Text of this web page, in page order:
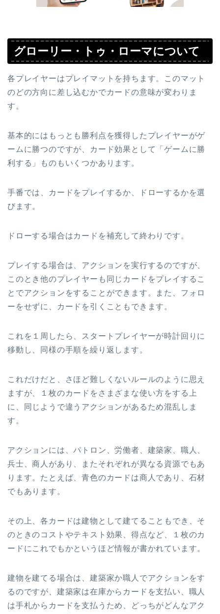
グローリー・トゥ・ローマについて
各プレイヤーはプレイマットを持ちます。このマット
のどの方向に差し込むかでカードの意味が変わりま
す。
基本的にはもっとも勝利点を獲得したプレイヤーがゲ
ームに勝つのですが、カード効果として「ゲームに勝
利する」ものもいくつかあります。
手番では、カードをプレイするか、ドローするかを選
びます。
ドローする場合はカードを補充して終わりです。
プレイする場合は、アクションを実行するのですが、
このとき他のプレイヤーも同じカードをプレイするこ
とでアクションをすることができます。また、フォロ
ーをせずに、カードを引くこともできます。
これを１周したら、スタートプレイヤーが時計回りに
移動し、同様の手順を繰り返します。
これだけだと、さほど難しくないルールのように思え
ますが、１枚のカードをさまざまな使い方をする上
に、同じようで違うアクションがあるため混乱しま
す。
アクションには、パトロン、労働者、建築家、職人、
兵士、商人があり、またそれぞれが異なる資源でもあ
ります。たとえば、青色のカードは商人であり、石材
でもあります。
その上、各カードは建物として建てることもでき、そ
のときのコストやテキスト効果、得点など、１枚のカ
ードにこれでもかというほど情報が書かれています。
建物を建てる場合は、建築家か職人でアクションをす
るのですが、建築家は在庫からカードを支払い、職人
は手札からカードを支払うため、どっちがどんなアク